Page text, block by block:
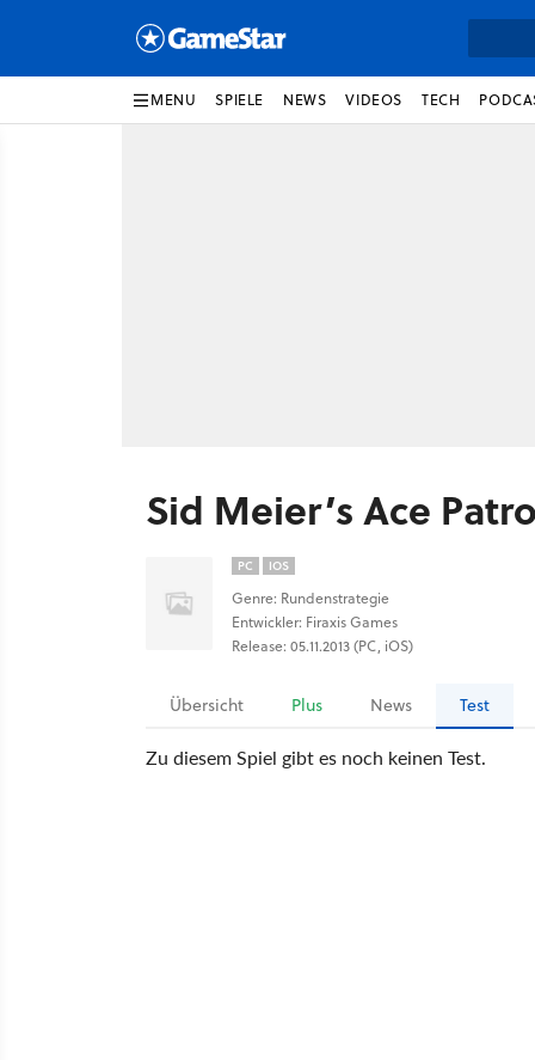
MENU SPIELE NEWS VIDEOS TECH
Sid Meier’s Ace
PC IOS
Genre: Rundenstrategie
Entwickler: Firaxis Games
Release: 05.11.2013 (PC, iOS)
Übersicht Plus News Test
Zu diesem Spiel gibt es noch keinen Test.